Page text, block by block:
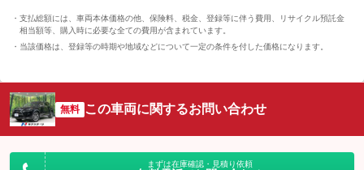
支払総額には、車両本体価格の他、保険料、税金、登録等に伴う費用、リサイクル預託金
相当額等、購入時に必要な全ての費用が含まれています。
当該価格は、登録等の時期や地域などについて一定の条件を付した価格になります。
無料 この車両に関するお問い合わせ
まずは在庫確認・見積り依頼